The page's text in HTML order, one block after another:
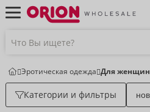
Эротическая одежда Для женщин
Категории и фильтры